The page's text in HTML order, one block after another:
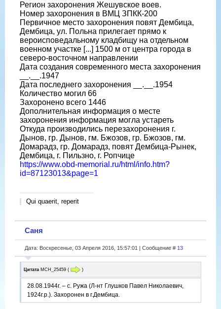
Регион захоронения Жешувское воев.
Номер захоронения в ВМЦ ЗПКК-200
Первичное место захоронения повят Дембица,
Дембица, ул. Польна прилегает прямо к
вероисповедальному кладбищу на отдельном
военном участке [...] 1500 м от центра города в
северо-восточном направлении
Дата создания современного места захоронения
__.__.1947
Дата последнего захоронения __.__.1954
Количество могил 66
Захоронено всего 1446
Дополнительная информация о месте
захоронения информация могла устареть
Откуда производились перезахоронения г.
Дынов, гр. Дынов, гм. Бжозов, гр. Бжозов, гм.
Домарадз, гр. Домарадз, повят Дембица-Рынек,
Дембица, г. Пильзно, г. Ропчице
https://www.obd-memorial.ru/html/info.htm?
id=87123013&page=1
Qui quaerit, reperit
Саня
Дата: Воскресенье, 03 Апреля 2016, 15:57:01 | Сообщение # 13
Цитата МСН_25459 ( )
28.08.1944г. – с. Ружа (Л-нт Глушков Павел Николаевич,
1924г.р.). Захоронен в г.Дембица.